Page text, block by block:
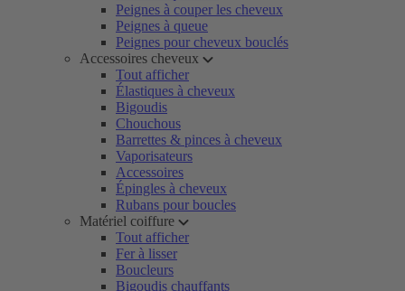
Peignes à couper les cheveux
Peignes à queue
Peignes pour cheveux bouclés
Accessoires cheveux
Tout afficher
Élastiques à cheveux
Bigoudis
Chouchous
Barrettes & pinces à cheveux
Vaporisateurs
Accessoires
Épingles à cheveux
Rubans pour boucles
Matériel coiffure
Tout afficher
Fer à lisser
Boucleurs
Bigoudis chauffants